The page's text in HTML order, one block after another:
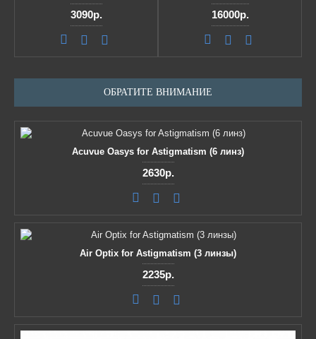
3090р. 16000р.
ОБРАТИТЕ ВНИМАНИЕ
Acuvue Oasys for Astigmatism (6 линз)
2630р.
Air Optix for Astigmatism (3 линзы)
2235р.